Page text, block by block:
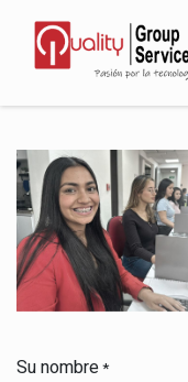
Su nombre*